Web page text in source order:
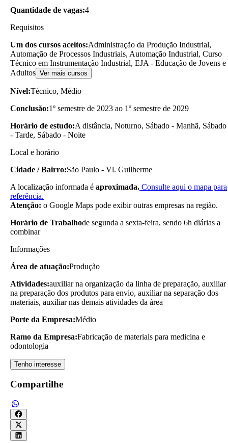
Quantidade de vagas:4
Requisitos
Um dos cursos aceitos:Administração da Produção Industrial,
Automação de Processos Industriais, Automação Industrial, Curso
Técnico em Instrumentação Industrial, EJA - Educação de Jovens e
Adultos Ver mais cursos
Nível:Técnico, Médio
Conclusão:1º semestre de 2023 ao 1º semestre de 2029
Horário de estudo:A distância, Noturno, Sábado - Manhã, Sábado
- Tarde, Sábado - Noite
Local e horário
Cidade / Bairro:São Paulo - Vl. Guilherme
A localização informada é aproximada. Consulte aqui o mapa para
referência.
Atenção: o Google Maps pode exibir outras empresas na região.
Horário de Trabalhode segunda a sexta-feira, sendo 6h diárias a
combinar
Informações
Área de atuação:Produção
Atividades:auxiliar na organização da linha de preparação, auxiliar
na preparação dos produtos para envio, auxiliar na separação dos
materiais, auxiliar nas demais atividades da área
Porte da Empresa:Médio
Ramo da Empresa:Fabricação de materiais para medicina e
odontologia
Tenho interesse
Compartilhe